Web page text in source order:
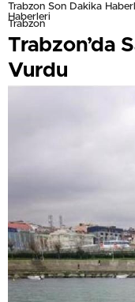
Trabzon Son Dakika
Haberleri
Trabzon
Trabzon’da
Vurdu